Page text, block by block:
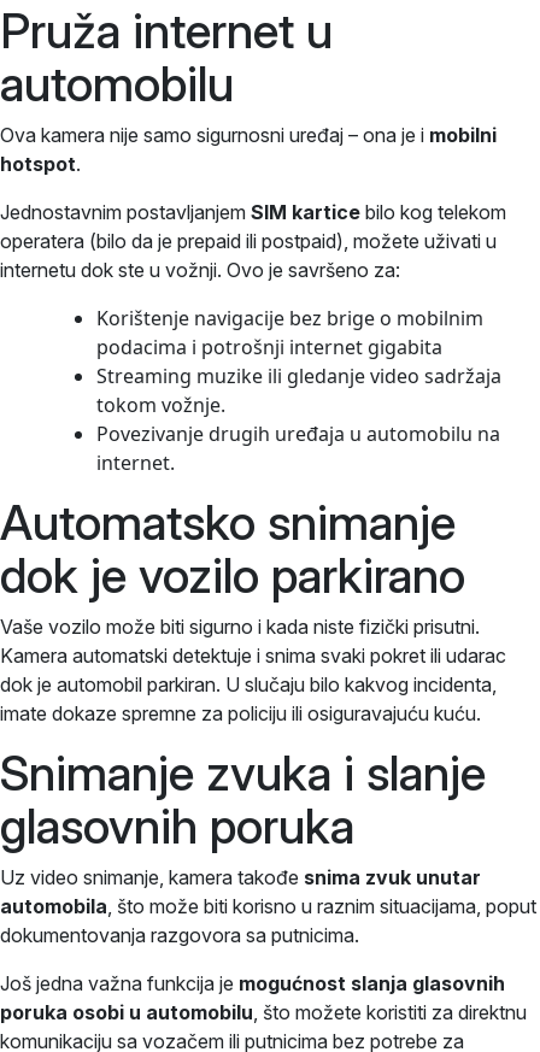
Pruža internet u
automobilu
Ova kamera nije samo sigurnosni uređaj – ona je i mobilni
hotspot.
Jednostavnim postavljanjem SIM kartice bilo kog telekom
operatera (bilo da je prepaid ili postpaid), možete uživati u
internetu dok ste u vožnji. Ovo je savršeno za:
Korištenje navigacije bez brige o mobilnim
podacima i potrošnji internet gigabita
Streaming muzike ili gledanje video sadržaja
tokom vožnje.
Povezivanje drugih uređaja u automobilu na
internet.
Automatsko snimanje
dok je vozilo parkirano
Vaše vozilo može biti sigurno i kada niste fizički prisutni.
Kamera automatski detektuje i snima svaki pokret ili udarac
dok je automobil parkiran. U slučaju bilo kakvog incidenta,
imate dokaze spremne za policiju ili osiguravajuću kuću.
Snimanje zvuka i slanje
glasovnih poruka
Uz video snimanje, kamera takođe snima zvuk unutar
automobila, što može biti korisno u raznim situacijama, poput
dokumentovanja razgovora sa putnicima.
Još jedna važna funkcija je mogućnost slanja glasovnih
poruka osobi u automobilu, što možete koristiti za direktnu
komunikaciju sa vozačem ili putnicima bez potrebe za